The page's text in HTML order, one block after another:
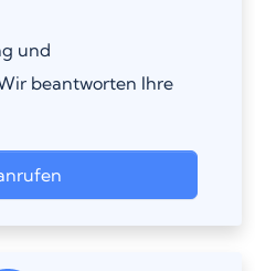
und
beantworten Ihre